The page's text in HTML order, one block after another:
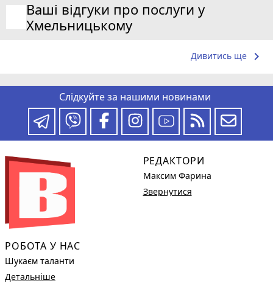
Ваші відгуки про послуги у
Хмельницькому
Дивитись ще keyboard_arrow_right
Слідкуйте за нашими новинами
РОБОТА У НАС
Шукаєм таланти
Детальніше
РЕДАКТОРИ
Максим Фарина
Звернутися